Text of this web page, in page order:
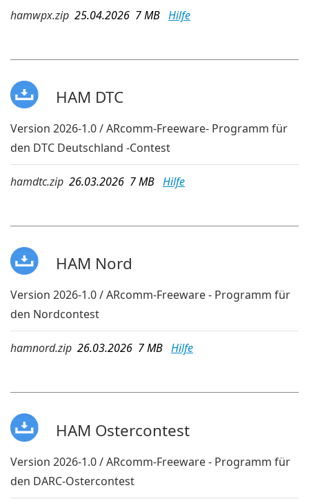
hamwpx.zip 25.04.2026 7 MB Hilfe
HAM DTC
Version 2026-1.0 / ARcomm-Freeware- Programm für
den DTC Deutschland -Contest
hamdtc.zip 26.03.2026 7 MB Hilfe
HAM Nord
Version 2026-1.0 / ARcomm-Freeware - Programm für
den Nordcontest
hamnord.zip 26.03.2026 7 MB Hilfe
HAM Ostercontest
Version 2026-1.0 / ARcomm-Freeware - Programm für
den DARC-Ostercontest